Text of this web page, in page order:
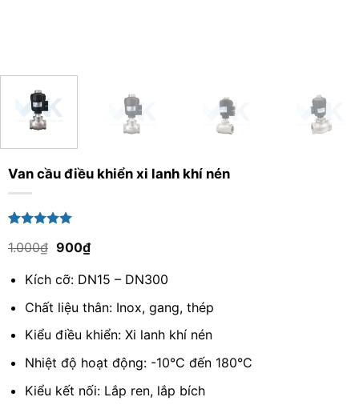
Van cầu điều khiển xi lanh khí nén
dựa trên
1.000₫ Giá
là:
1.000₫.
900₫Giá
hiện
tại
là:
Kích cỡ: DN15 – DN300
Chất liệu thân: Inox, gang, thép
Kiểu điều khiển: Xi lanh khí nén
Nhiệt độ hoạt động: -10°C đến 180°C
Kiểu kết nối: Lắp ren, lắp bích